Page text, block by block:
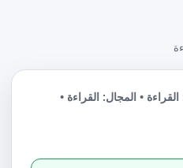
• المجال: القراءة •